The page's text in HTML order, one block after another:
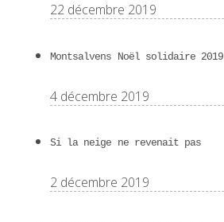
22 décembre 2019
Montsalvens Noël solidaire 2019
4 décembre 2019
Si la neige ne revenait pas
2 décembre 2019